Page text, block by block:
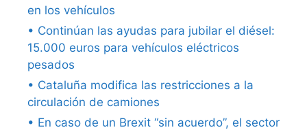
en los vehículos
• Continúan las ayudas para jubilar el diésel:
15.000 euros para vehículos eléctricos
pesados
• Cataluña modifica las restricciones a la
circulación de camiones
• En caso de un Brexit “sin acuerdo”, el sector